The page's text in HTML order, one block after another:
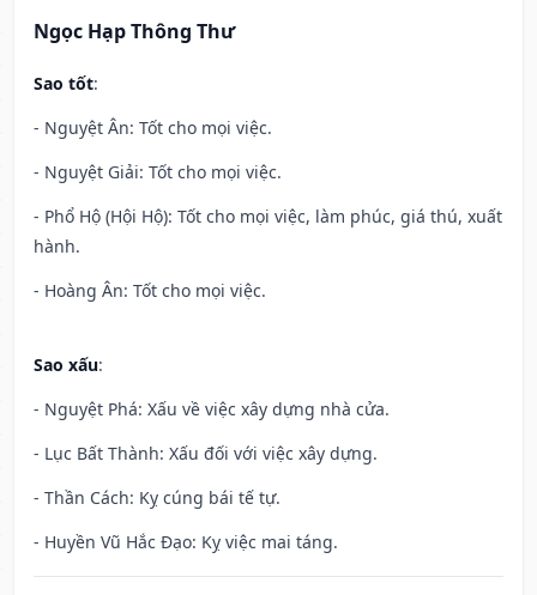
Ngọc Hạp Thông Thư
Sao tốt:
- Nguyệt Ân: Tốt cho mọi việc.
- Nguyệt Giải: Tốt cho mọi việc.
- Phổ Hộ (Hội Hộ): Tốt cho mọi việc, làm phúc, giá thú, xuất
hành.
- Hoàng Ân: Tốt cho mọi việc.
Sao xấu:
- Nguyệt Phá: Xấu về việc xây dựng nhà cửa.
- Lục Bất Thành: Xấu đối với việc xây dựng.
- Thần Cách: Kỵ cúng bái tế tự.
- Huyền Vũ Hắc Đạo: Kỵ việc mai táng.